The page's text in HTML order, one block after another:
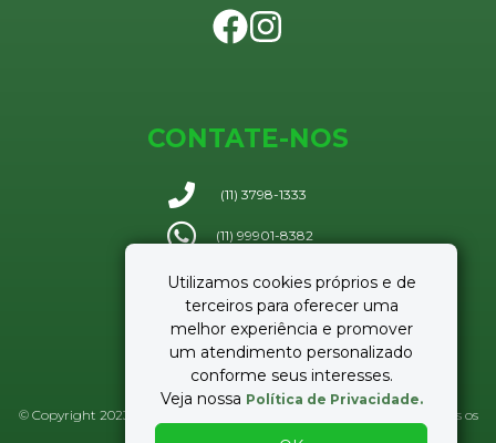
Utilizamos cookies próprios e de
terceiros para oferecer uma
melhor experiência e promover
um atendimento personalizado
conforme seus interesses.
Veja nossa Política de Privacidade.
CONTATE-NOS
(11) 3798-1333
(11) 99901-8382
Enviar e-mail
© Copyright 2023 Lamit Negócios Imobiliários - CRECI 37.959-J :: Todos os